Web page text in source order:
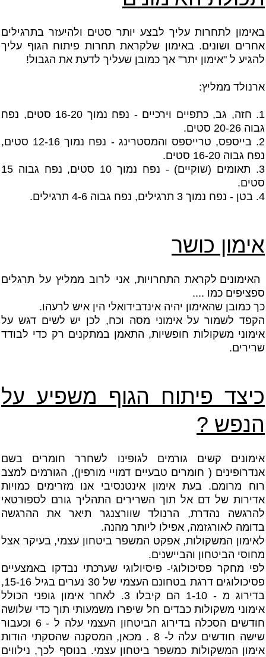
באימון לתחרות עליך לבצע יותר סטים ולהיעזר בתרגילים
אחרים ושונים. באימון שלקראת תחרות פיתוח הגוף עליך
להגיע ל "אימון יתר" אך כמובן שעליך לדעת את הגבול!
ארנולד ממליץ:
1. חזה, גב, כתפיים וירכיים - נפח נמוך 16-20 סטים, נפח
גבוה 20-26 סטים.
2. בייספס, טרייספס והמסטרינג - נפח נמוך 12-16 סטים,
נפח גבוה 16-20 סטים.
3. תאומים (שוקיים) - נפח נמוך 10 סטים, נפח גבוה 15
סטים.
4. בטן - נפח נמוך 3 תרגילים, נפח גבוה 4-6 תרגילים.
אימון כושר
האימונים לקראת התחרויות, אני לרוב ממליץ על תרגלים
ספציפים כמו ....
כך כמובן שהאימון יהיה אינדבידואלי הין איש לרעהו.
הקפד לשמור על אימוני מסה וכח, לכן יש לשים דגש על
אימוני משקולות חופשיות, התאמן במתקנים רק כדי לבודד
שרירים.
כיצד פיתוח הגוף משפיע על
הנפש ?
אימונים קשים גורמים לגופינו לשחרר חומרים בשם
אנדרופינים ( חומרים טבעיים דמויי מורפין), הגורמים למצב
רוח מרומם. בעת אימון אינטנסיבי אנו מזרימים כמויות
אדירות של דם אל תוך השרירים התהליך גורם לספורטאי
להרגשה נהדרת, הרנולד שוורצנגר תיאר את ההרגשה
בדומה לאורגזמה, אפילו ליותר מהנה.
לאימון המשקולות, אפקט המשפר ביטחון עצמי, בעיקר אצל
מחוסי הביטחון והביישנים.
לפי מחקר פסיכולוגי- פיסיולוגי שערכתי נבדקו באמצעיים
פסיכולוגים דרגת בטחונם העצמי של 30 נערים בגיל 15-16,
בדירוג מ - 1-10 הם קיבלו 3. לאחר אימון גופני הכולל
אימוני משקולות כבדים חל שיפרו משמעותי תוך כדי שלושה
חודשים הסכלה בדירוג הביטחון העצמי עלה ל - 6 וכעבור
שישה חודשים עלה ל- 8 . מכאן, המסקנה שהסקתי הודות
אימון המשקולות כמשפר ביטחון עצמי. בנוסף לכך, נילווים